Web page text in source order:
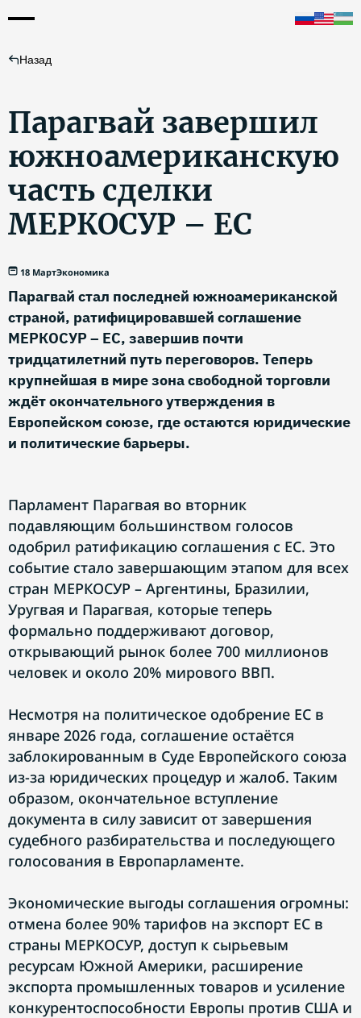
Назад
Парагвай завершил
южноамериканскую
часть сделки
МЕРКОСУР – ЕС
18 МартЭкономика
Парагвай стал последней южноамериканской
страной, ратифицировавшей соглашение
МЕРКОСУР – ЕС, завершив почти
тридцатилетний путь переговоров. Теперь
крупнейшая в мире зона свободной торговли
ждёт окончательного утверждения в
Европейском союзе, где остаются юридические
и политические барьеры.
Парламент Парагвая во вторник
подавляющим большинством голосов
одобрил ратификацию соглашения с ЕС. Это
событие стало завершающим этапом для всех
стран МЕРКОСУР – Аргентины, Бразилии,
Уругвая и Парагвая, которые теперь
формально поддерживают договор,
открывающий рынок более 700 миллионов
человек и около 20% мирового ВВП.
Несмотря на политическое одобрение ЕС в
январе 2026 года, соглашение остаётся
заблокированным в Суде Европейского союза
из-за юридических процедур и жалоб. Таким
образом, окончательное вступление
документа в силу зависит от завершения
судебного разбирательства и последующего
голосования в Европарламенте.
Экономические выгоды соглашения огромны:
отмена более 90% тарифов на экспорт ЕС в
страны МЕРКОСУР, доступ к сырьевым
ресурсам Южной Америки, расширение
экспорта промышленных товаров и усиление
конкурентоспособности Европы против США и